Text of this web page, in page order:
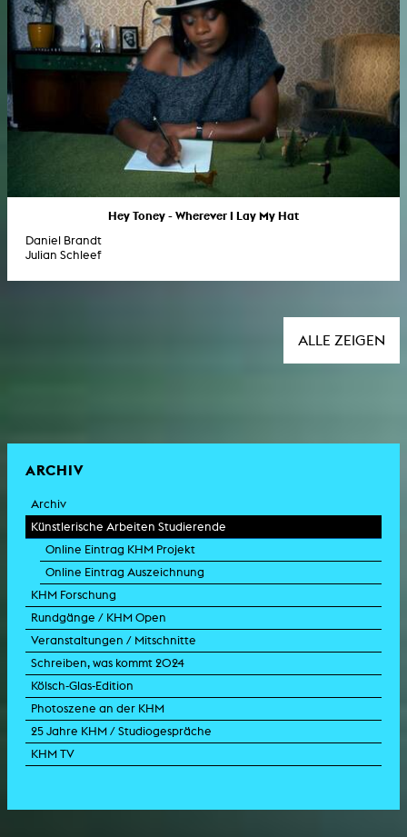
Hey Toney - Wherever I Lay My Hat
Daniel Brandt
Julian Schleef
ALLE ZEIGEN
ARCHIV
Archiv
Künstlerische Arbeiten Studierende
Online Eintrag KHM Projekt
Online Eintrag Auszeichnung
KHM Forschung
Rundgänge / KHM Open
Veranstaltungen / Mitschnitte
Schreiben, was kommt 2024
Kölsch-Glas-Edition
Photoszene an der KHM
25 Jahre KHM / Studiogespräche
KHM TV